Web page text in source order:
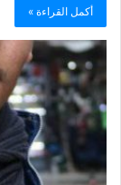
أكمل القراءة »